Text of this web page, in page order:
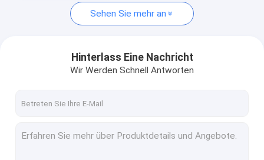
PDT-Maschinen
EMS-Körperskulpturmaschine
Sehen Sie mehr an
Hinterlass Eine Nachricht
Wir Werden Schnell Antworten